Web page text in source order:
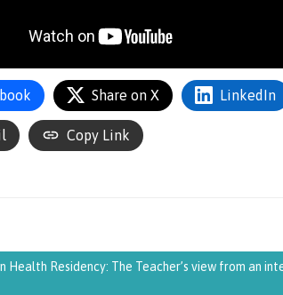
Share on X LinkedIn
Copy Link
Health Residency: The Teacher’s view from an